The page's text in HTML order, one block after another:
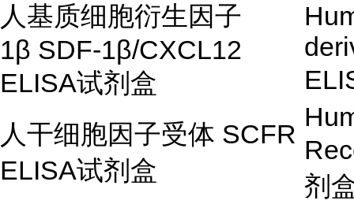
人基质细胞衍生因子
1β SDF-1β/CXCL12
ELISA试剂盒
人干细胞因子受体 SCFR
ELISA试剂盒
剂